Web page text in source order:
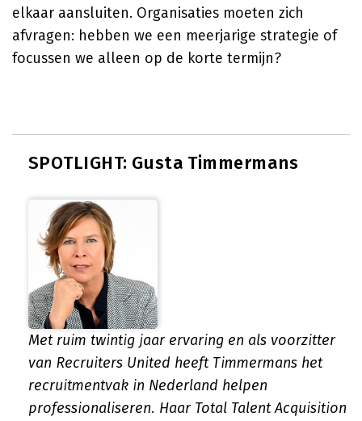
elkaar aansluiten. Organisaties moeten zich
afvragen: hebben we een meerjarige strategie of
focussen we alleen op de korte termijn?
SPOTLIGHT: Gusta Timmermans
Met ruim twintig jaar ervaring en als voorzitter
van Recruiters United heeft Timmermans het
recruitmentvak in Nederland helpen
professionaliseren. Haar Total Talent Acquisition